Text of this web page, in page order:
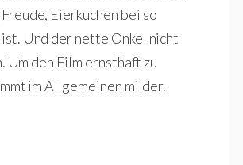
Eierkuchen bei so
Und der nette Onkel nicht
den Film ernsthaft zu
im Allgemeinen milder.